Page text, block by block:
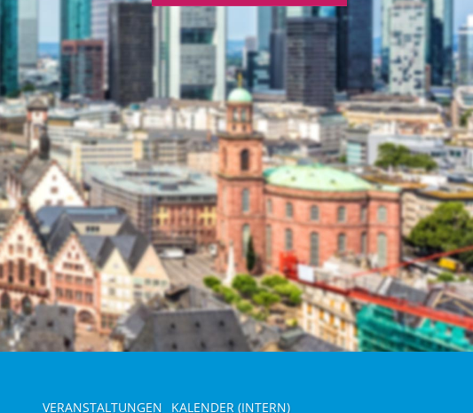
VERANSTALTUNGEN KALENDER (INTERN)